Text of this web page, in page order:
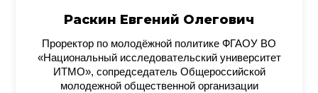
Раскин Евгений Олегович
Проректор по молодёжной политике ФГАОУ ВО
«Национальный исследовательский университет
ИТМО», сопредседатель Общероссийской
молодежной общественной организации